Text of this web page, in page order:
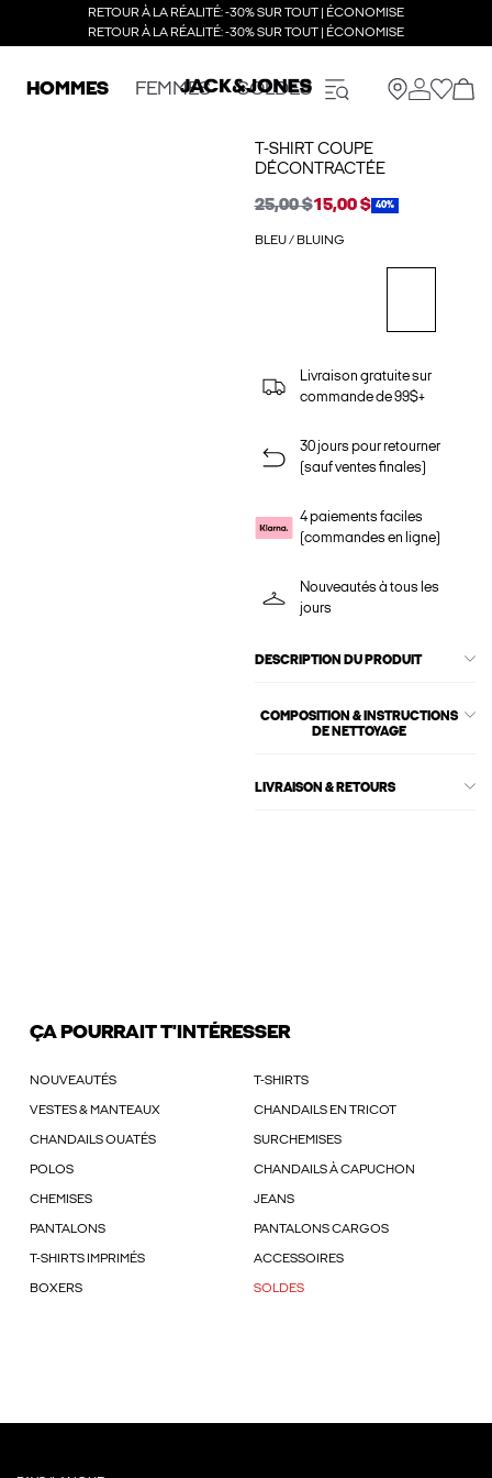
RETOUR À LA RÉALITÉ: -30% SUR TOUT | ÉCONOMISE
RETOUR À LA RÉALITÉ: -30% SUR TOUT | ÉCONOMISE
HOMMES FEMMES SOLDES
T-SHIRT COUPE
DÉCONTRACTÉE
25,00 $15,00 $ 40%
BLEU / BLUING
Livraison gratuite sur
commande de 99$+
30 jours pour retourner
(sauf ventes finales)
4 paiements faciles
(commandes en ligne)
Nouveautés à tous les
jours
DESCRIPTION DU PRODUIT
COMPOSITION & INSTRUCTIONS
DE NETTOYAGE
LIVRAISON & RETOURS
ÇA POURRAIT T'INTÉRESSER
NOUVEAUTÉS T-SHIRTS
VESTES & MANTEAUX CHANDAILS EN TRICOT
CHANDAILS OUATÉS SURCHEMISES
POLOS CHANDAILS À CAPUCHON
CHEMISES JEANS
PANTALONS PANTALONS CARGOS
T-SHIRTS IMPRIMÉS ACCESSOIRES
BOXERS SOLDES